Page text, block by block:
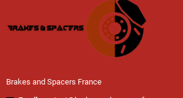
Brakes and Spacers France